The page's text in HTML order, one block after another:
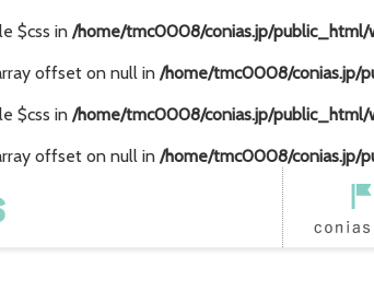
$css in /home/tmc0008/conias.jp/
offset on null in /home/tmc0008/conias.jp/
$css in /home/tmc0008/conias.jp/
offset on null in /home/tmc0008/conias.jp/